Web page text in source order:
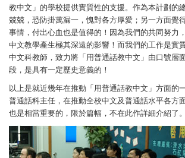
教中文」的學校提供實質性的支援。作為本計劃的
兢兢，恐防掛萬漏一，愧對各方厚愛；另一方面覺
事情，付出心血也是值得的！因為我們的共同努力
中文教學產生極其深遠的影響！而我們的工作是實
中文科教師，致力將「用普通話教中文」由口號層
段，是具有一定歷史意義的！
以上是就近幾年在推動「用普通話教中文」方面的
普通話科主任，在推動全校中文及普通話水平各方
也是相當重要的，限於篇幅，不在此作詳細介紹了。